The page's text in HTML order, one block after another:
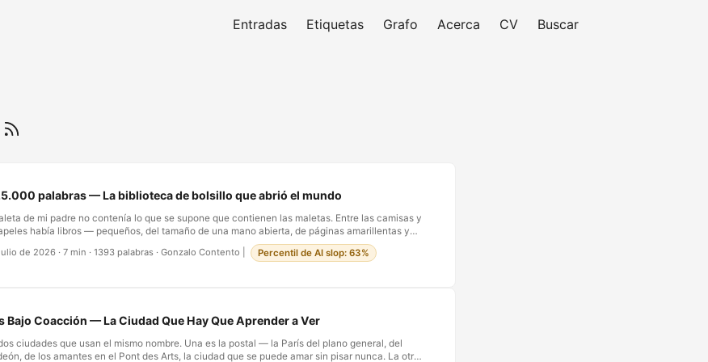
Entradas Etiquetas Grafo Acerca CV Buscar
palabras — La biblioteca de bolsillo que abrió el mundo
de mi padre no contenía lo que se supone que contienen las maletas. Entre las camisas y
había libros — pequeños, del tamaño de una mano abierta, de páginas amarillentas y
que prometían, cada una, un mundo entero: el budismo. Las sociedades secretas. La
nuclear. La colección se llamaba En 25.000 palabras, la publicaba Editorial Bruguera desde
de 2026 · 7 min · 1393 palabras · Gonzalo Contento Percentil de AI slop: 63%
Bajo Coacción — La Ciudad Que Hay Que Aprender a Ver
ciudades que usan el mismo nombre. Una es la postal — la París del plano general, del
de los amantes en el Pont des Arts, la ciudad que se puede amar sin pisar nunca. La otra